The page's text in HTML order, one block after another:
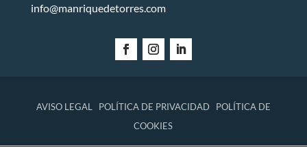
info@manriquedetorres.com
AVISO LEGAL POLÍTICA DE PRIVACIDAD
POLÍTICA DE
COOKIES